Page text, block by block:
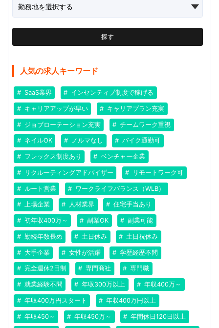
探す
人気の求人キーワード
SaaS業界 インセンティブ制度で稼げる
キャリアアップが早い キャリアプラン充実
ジョブローテーション充実 チームワーク重視
ネイルOK ノルマなし バイク通勤可
フレックス制度あり ベンチャー企業
リクルーティングアドバイザー リモートワーク可
ルート営業 ワークライフバランス（WLB）
上場企業 人材業界 住宅手当あり
初年収400万～ 副業OK 副業可能
勤続年数長め 土日休み 土日祝休み
大手企業 女性が活躍 学歴経歴不問
完全週休2日制 専門商社 専門職
就業経験不問 年収300万以上 年収400万～
年収400万円スタート 年収400万円以上
年収450～ 年収450万～ 年間休日120日以上